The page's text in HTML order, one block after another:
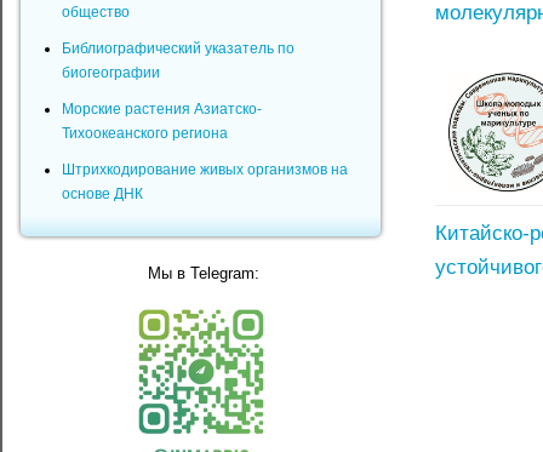
Китайско-
общество
Библиографический указатель по
биогеографии
Морские растения Азиатско-
Тихоокеанского региона
Штрихкодирование живых организмов на
основе ДНК
Мы в Telegram: